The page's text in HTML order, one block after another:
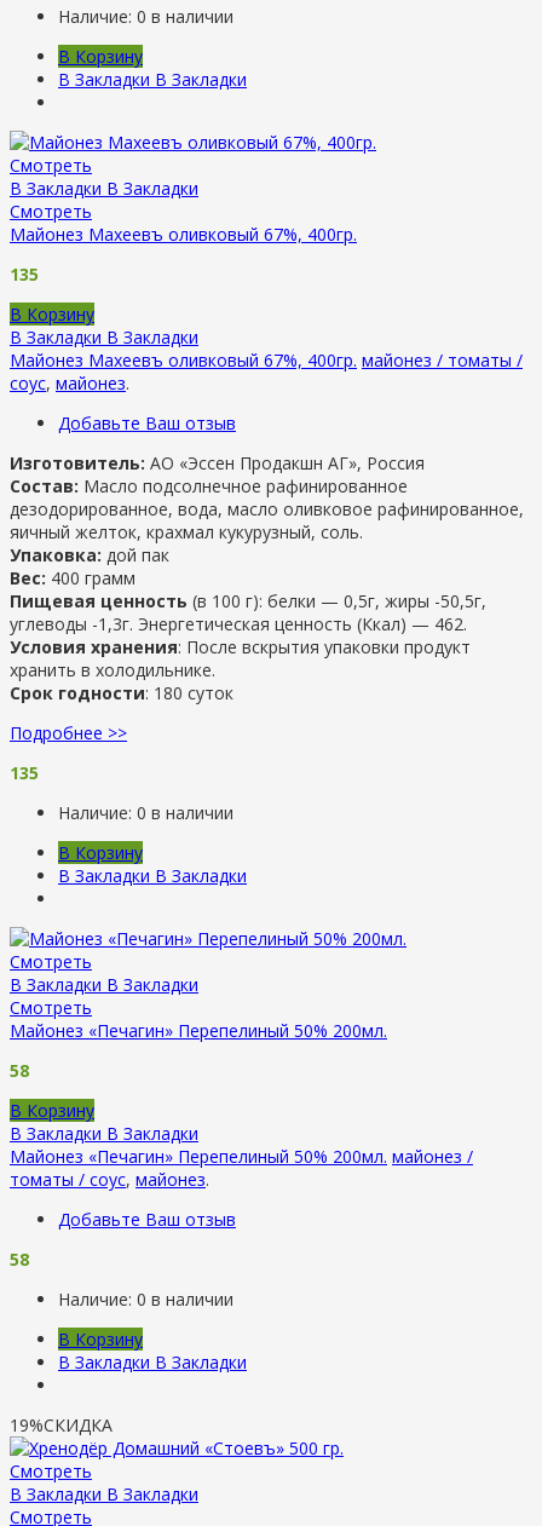
Наличие: 0 в наличии
В Корзину
В Закладки В Закладки
Смотреть
В Закладки В Закладки
Смотреть
Майонез Махеевъ оливковый 67%, 400гр.
135
В Корзину
В Закладки В Закладки
Майонез Махеевъ оливковый 67%, 400гр. майонез / томаты /
соус, майонез.
Добавьте Ваш отзыв
Изготовитель: АО «Эссен Продакшн АГ», Россия
Состав: Масло подсолнечное рафинированное
дезодорированное, вода, масло оливковое рафинированное,
яичный желток, крахмал кукурузный, соль.
Упаковка: дой пак
Вес: 400 грамм
Пищевая ценность (в 100 г): белки — 0,5г, жиры -50,5г,
углеводы -1,3г. Энергетическая ценность (Ккал) — 462.
Условия хранения: После вскрытия упаковки продукт
хранить в холодильнике.
Срок годности: 180 суток
Подробнее >>
135
Наличие: 0 в наличии
В Корзину
В Закладки В Закладки
Смотреть
В Закладки В Закладки
Смотреть
Майонез «Печагин» Перепелиный 50% 200мл.
58
В Корзину
В Закладки В Закладки
Майонез «Печагин» Перепелиный 50% 200мл. майонез /
томаты / соус, майонез.
Добавьте Ваш отзыв
58
Наличие: 0 в наличии
В Корзину
В Закладки В Закладки
19%СКИДКА
Смотреть
В Закладки В Закладки
Смотреть